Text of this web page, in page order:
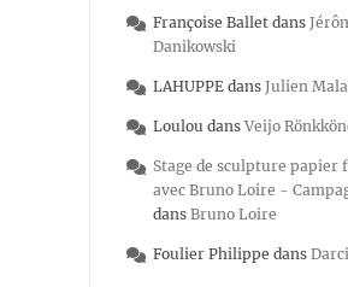
Françoise Ballet dans
Danikowski
LAHUPPE dans Julien
Loulou dans Veijo
Stage de sculpture papier
avec Bruno Loire -
dans Bruno Loire
Foulier Philippe dans